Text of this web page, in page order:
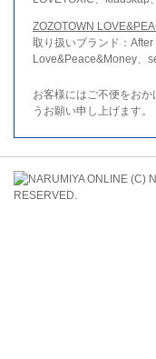
ZOZOTOWN
取り扱いブランド：After
Love&Peace&Money、
お客様にはご不便をお
うお願い申し上げます。